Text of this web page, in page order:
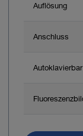
Auflösung
Anschluss
Autoklavierbar